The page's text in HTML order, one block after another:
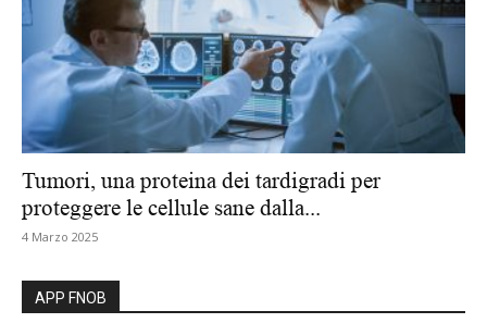
Tumori, una proteina dei tardigradi per
proteggere le cellule sane dalla...
4 Marzo 2025
APP FNOB